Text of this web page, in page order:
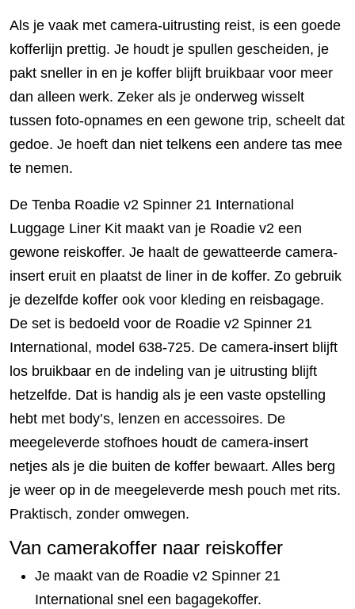
Als je vaak met camera-uitrusting reist, is een goede
kofferlijn prettig. Je houdt je spullen gescheiden, je
pakt sneller in en je koffer blijft bruikbaar voor meer
dan alleen werk. Zeker als je onderweg wisselt
tussen foto-opnames en een gewone trip, scheelt dat
gedoe. Je hoeft dan niet telkens een andere tas mee
te nemen.
De Tenba Roadie v2 Spinner 21 International
Luggage Liner Kit maakt van je Roadie v2 een
gewone reiskoffer. Je haalt de gewatteerde camera-
insert eruit en plaatst de liner in de koffer. Zo gebruik
je dezelfde koffer ook voor kleding en reisbagage.
De set is bedoeld voor de Roadie v2 Spinner 21
International, model 638-725. De camera-insert blijft
los bruikbaar en de indeling van je uitrusting blijft
hetzelfde. Dat is handig als je een vaste opstelling
hebt met body’s, lenzen en accessoires. De
meegeleverde stofhoes houdt de camera-insert
netjes als je die buiten de koffer bewaart. Alles berg
je weer op in de meegeleverde mesh pouch met rits.
Praktisch, zonder omwegen.
Van camerakoffer naar reiskoffer
Je maakt van de Roadie v2 Spinner 21
International snel een bagagekoffer.